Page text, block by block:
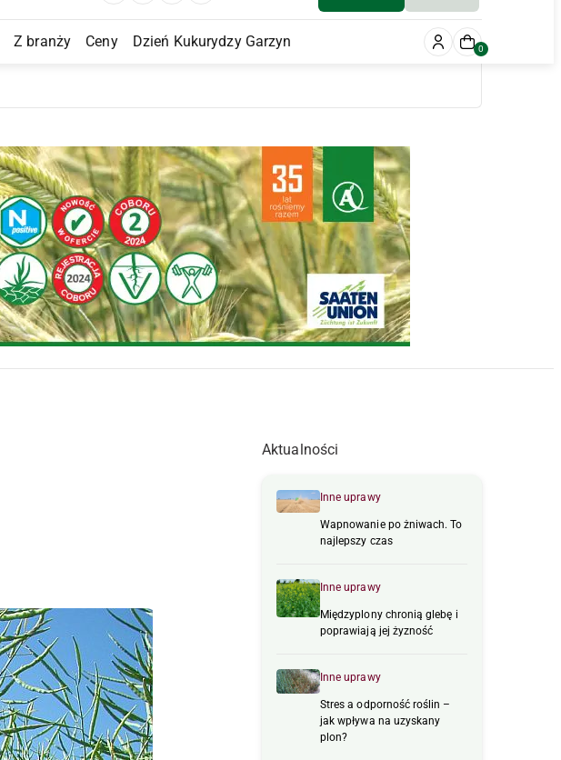
Z branży Ceny Dzień Kukurydzy Garzyn 0
Aktualności
Inne uprawy
Wapnowanie po żniwach. To
najlepszy czas
Inne uprawy
Międzyplony chronią glebę i
poprawiają jej żyzność
Inne uprawy
Stres a odporność roślin –
jak wpływa na uzyskany
plon?